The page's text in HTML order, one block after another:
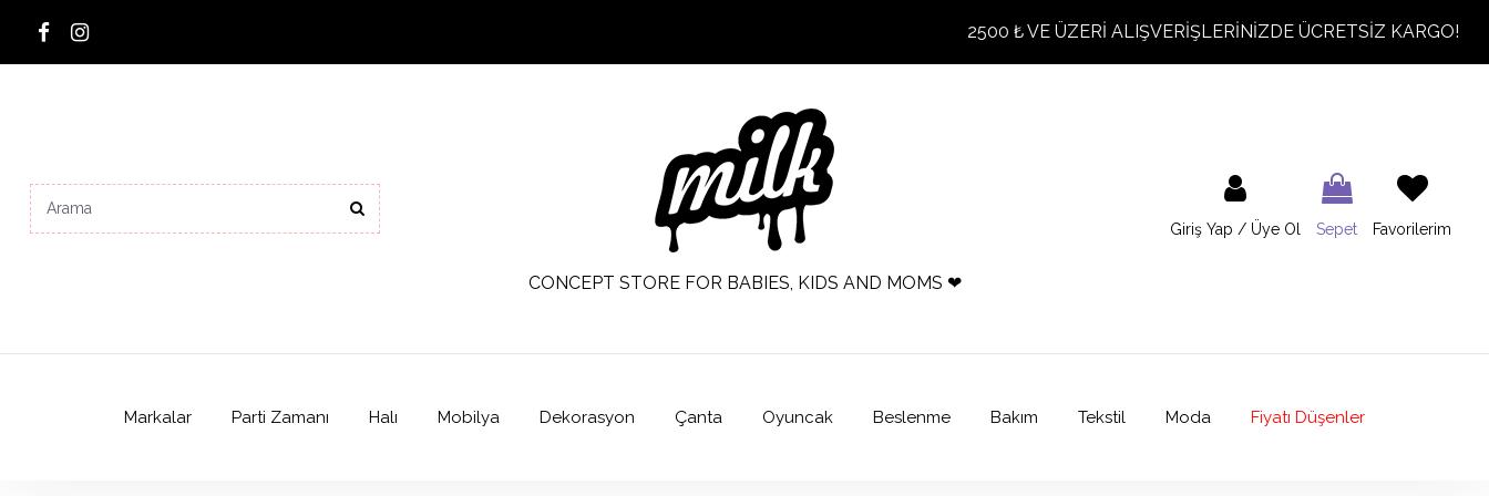
2500 ₺ VE ÜZERİ ALIŞVERİŞLERİNİZDE ÜCRETSİZ KARGO!
CONCEPT STORE FOR BABIES, KIDS AND MOMS ❤
Giriş Yap / Üye Ol Sepet Favorilerim
Markalar Parti Zamanı Halı Mobilya Dekorasyon Çanta Oyuncak Beslenme Bakım Tekstil Moda Fiyatı Düşenler